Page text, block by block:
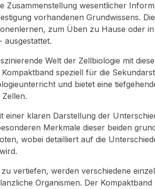
Zusammenstellung wesentlicher
vorhandenen Grundwissens.
zum Üben zu Hause oder
Welt der Zellbiologie mit
speziell für die
und bietet eine
einer klaren Darstellung der
Merkmale dieser beiden
wobei detailliert auf die
zu vertiefen, werden verschiedene
Organismen. Der